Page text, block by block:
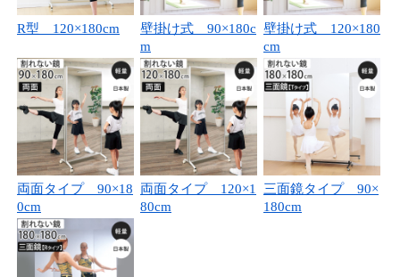
R型 120×180cm
壁掛け式 90×180c
m
壁掛け式 120×180
cm
両面タイプ 90×18
0cm
両面タイプ 120×1
80cm
三面鏡タイプ 90×
180cm